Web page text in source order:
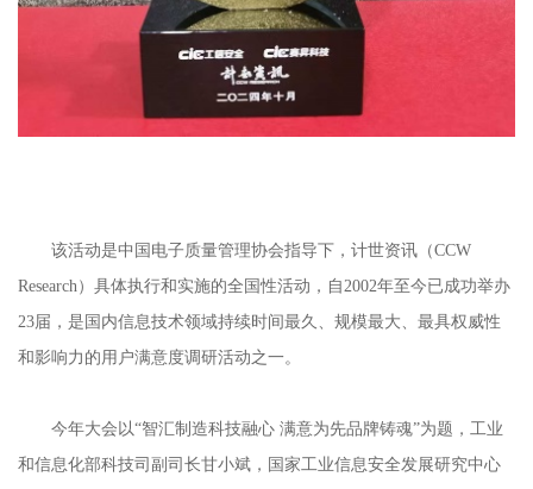
该活动是中国电子质量管理协会指导下，计世资讯（CCW
Research）具体执行和实施的全国性活动 ，自 2002年至今已成功举办
23届，是国内信息技术领域持续时间最久、规模最大、最具权威性
和影响力的用户满意度调研活动之一。
今年大会以“智汇制造科技融心 满意为先品牌铸魂”为题，工业
和信息化部科技司副司长甘小斌，国家工业信息安全发展研究中心